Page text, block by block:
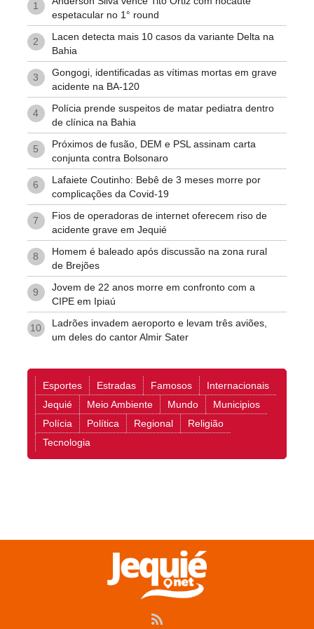
1
espetacular no 1° round
2
Lacen detecta mais 10 casos da variante Delta na
Bahia
3
Gongogi, identificadas as vítimas mortas em grave
acidente na BA-120
4
Polícia prende suspeitos de matar pediatra dentro
de clínica na Bahia
5
Próximos de fusão, DEM e PSL assinam carta
conjunta contra Bolsonaro
6
Lafaiete Coutinho: Bebê de 3 meses morre por
complicações da Covid-19
7
Fios de operadoras de internet oferecem riso de
acidente grave em Jequié
8
Homem é baleado após discussão na zona rural
de Brejões
9
Jovem de 22 anos morre em confronto com a
CIPE em Ipiaú
10
Ladrões invadem aeroporto e levam três aviões,
um deles do cantor Almir Sater
Esportes Estradas Famosos
Internacionais
Jequié
Meio Ambiente Mundo
Municipios
Polícia
Política Regional
Religião
Tecnologia